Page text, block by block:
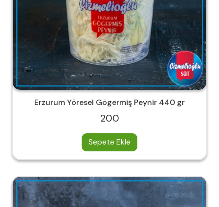
Erzurum Yöresel Gögermiş Peynir 440 gr
200
Sepete Ekle